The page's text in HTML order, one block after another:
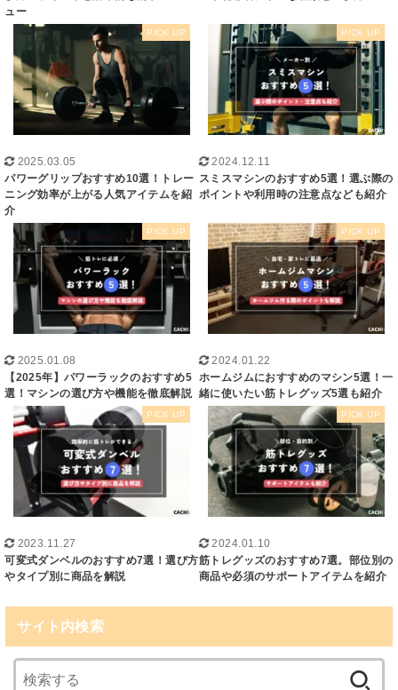
ュー
2025.03.05
パワーグリップおすすめ10選！トレー
ニング効率が上がる人気アイテムを紹
介
2024.12.11
スミスマシンのおすすめ5選！選ぶ際の
ポイントや利用時の注意点なども紹介
2025.01.08
【2025年】パワーラックのおすすめ5
選！マシンの選び方や機能を徹底解説
2024.01.22
ホームジムにおすすめのマシン5選！一
緒に使いたい筋トレグッズ5選も紹介
2023.11.27
可変式ダンベルのおすすめ7選！選び方
やタイプ別に商品を解説
2024.01.10
筋トレグッズのおすすめ7選。部位別の
商品や必須のサポートアイテムを紹介
サイト内検索